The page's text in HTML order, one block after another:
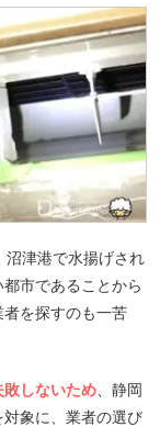
沼津港で水揚げされ
市であることから
を探すのも一苦
しないため 、静岡
象に、業者の選び